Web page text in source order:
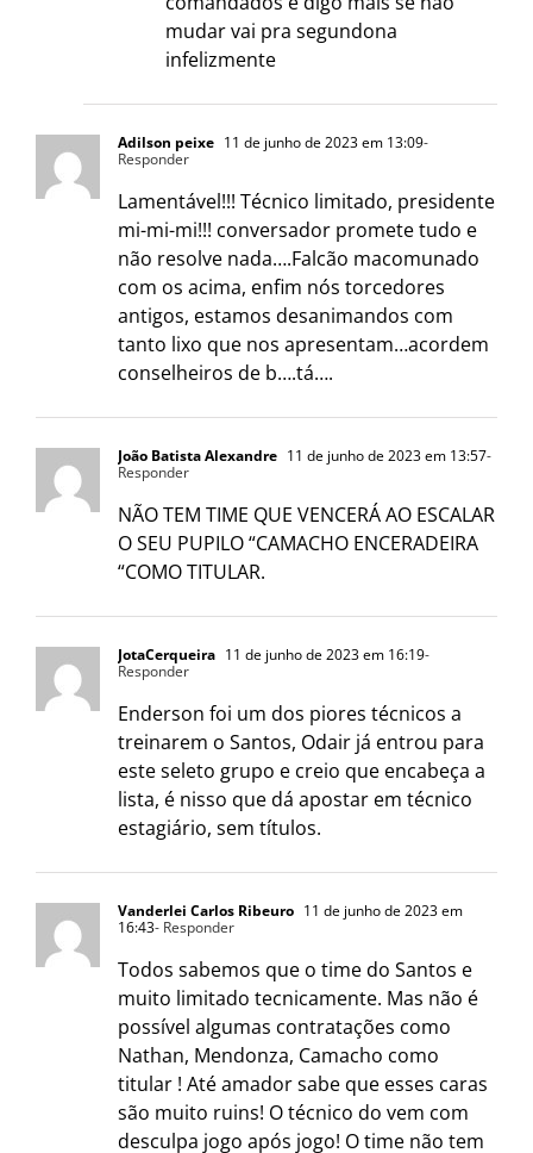
mudar vai pra segundona
infelizmente
Adilson peixe 11 de junho de 2023 em 13:09-
Responder
Lamentável!!! Técnico limitado, presidente
mi-mi-mi!!! conversador promete tudo e
não resolve nada….Falcão macomunado
com os acima, enfim nós torcedores
antigos, estamos desanimandos com
tanto lixo que nos apresentam…acordem
conselheiros de b….tá….
João Batista Alexandre 11 de junho de 2023 em 13:57-
Responder
NÃO TEM TIME QUE VENCERÁ AO ESCALAR
O SEU PUPILO “CAMACHO ENCERADEIRA
“COMO TITULAR.
JotaCerqueira 11 de junho de 2023 em 16:19-
Responder
Enderson foi um dos piores técnicos a
treinarem o Santos, Odair já entrou para
este seleto grupo e creio que encabeça a
lista, é nisso que dá apostar em técnico
estagiário, sem títulos.
Vanderlei Carlos Ribeuro 11 de junho de 2023 em
16:43- Responder
Todos sabemos que o time do Santos e
muito limitado tecnicamente. Mas não é
possível algumas contratações como
Nathan, Mendonza, Camacho como
titular ! Até amador sabe que esses caras
são muito ruins! O técnico do vem com
desculpa jogo após jogo! O time não tem